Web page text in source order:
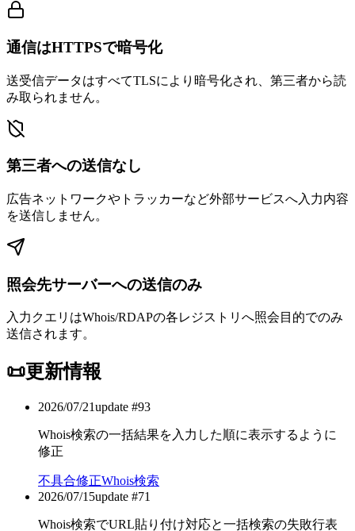
通信はHTTPSで暗号化
送受信データはすべてTLSにより暗号化され、第三者から読
み取られません。
第三者への送信なし
広告ネットワークやトラッカーなど外部サービスへ入力内容
を送信しません。
照会先サーバーへの送信のみ
入力クエリはWhois/RDAPの各レジストリへ照会目的でのみ
送信されます。
📜更新情報
2026/07/21update #93
Whois検索の一括結果を入力した順に表示するように
修正
不具合修正Whois検索
2026/07/15update #71
Whois検索でURL貼り付け対応と一括検索の失敗行表